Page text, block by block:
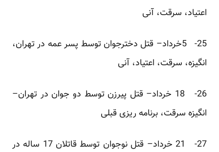
اعتیاد، سرقت، آنی
25- 5خرداد– قتل دخترجوان توسط پسر عمه در تهران،
انگیزه، سرقت، اعتیاد، آنی
26- 18 خرداد– قتل پیرزن توسط دو جوان در تهران–
انگیزه سرقت، برنامه ریزی قبلی
27- 21 خرداد– قتل نوجوان توسط قاتلان 17 ساله در